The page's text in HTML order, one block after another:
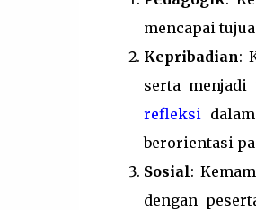
mencapai
Kepribadian:
serta
refleksidalam
berorientasi
Sosial:
dengan